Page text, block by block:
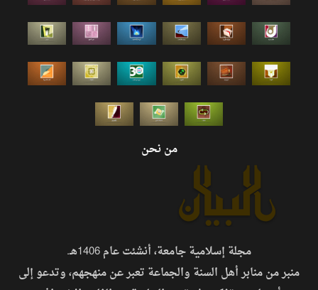
من نحن
مجلة إسلامية جامعة، أنشئت عام 1406هـ.
منبر من منابر أهل السنة والجماعة تعبر عن منهجهم، وتدعو إلى